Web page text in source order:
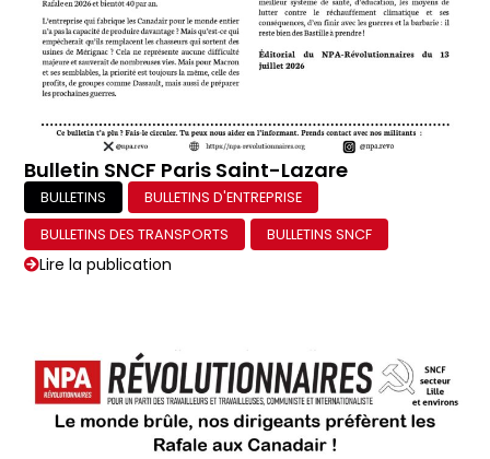
Bulletin SNCF Paris Saint-Lazare
BULLETINS
BULLETINS D'ENTREPRISE
BULLETINS DES TRANSPORTS
BULLETINS SNCF
Lire la publication